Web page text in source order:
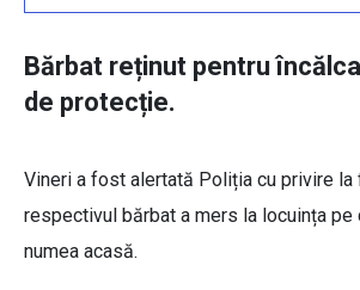
Bărbat reținut pentru
de protecție.
Vineri a fost alertată Poliția cu privire la
respectivul bărbat a mers la locuința pe
numea acasă.